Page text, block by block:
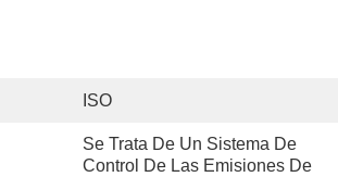
ISO
Se Trata De Un Sistema De
Control De Las Emisiones De